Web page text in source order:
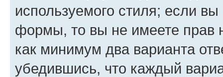
используемого стиля; если
формы, то вы не имеете прав
как минимум два варианта
убедившись, что каждый